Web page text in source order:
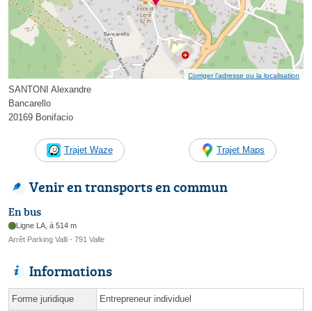
Corriger l’adresse ou la localisation
SANTONI Alexandre
Bancarello
20169 Bonifacio
Trajet Waze Trajet Maps
Venir en transports en commun
En bus
Ligne LA, à 514 m
Arrêt Parking Valli - 791 Valle
Informations
Forme juridique Entrepreneur individuel